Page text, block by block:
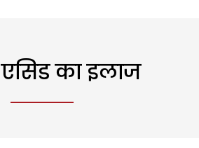
का इलाज